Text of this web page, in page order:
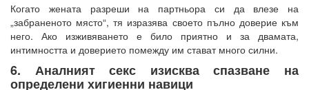
Когато жената разреши на партньора си да влезе на
„забраненото място“, тя изразява своето пълно доверие към
него. Ако изживяването е било приятно и за двамата,
интимността и доверието помежду им стават много силни.
6. Аналният секс изисква спазване на
определени хигиенни навици